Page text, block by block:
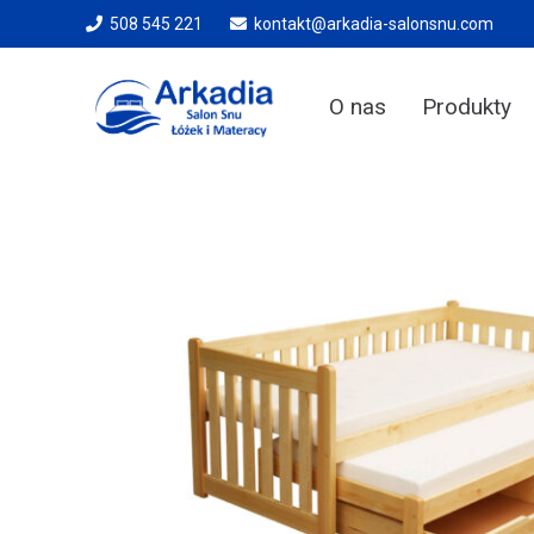
508 545 221 kontakt@arkadia-salonsnu.com
O nas Produkty